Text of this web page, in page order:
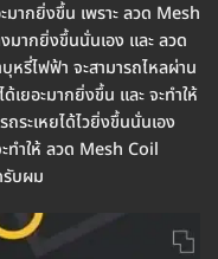
มากยิ่งขึ้น เพราะ ลวด Mesh
ากยิ่งขึ้นนั่นเอง และ ลวด
หรี่ไฟฟ้า จะสามารถไหลผ่าน
ยอะมากยิ่งขึ้น และ จะทำให้
ระเหยได้ไวยิ่งขึ้นนั่นเอง
ทำให้ ลวด Mesh Coil
รับผม